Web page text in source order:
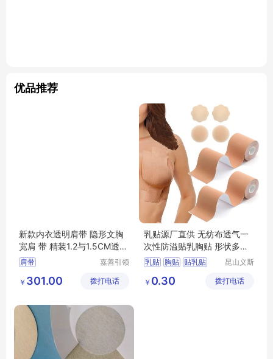
优品推荐
新款内衣透明肩带 隐形文胸
宽肩 带 精装1.2与1.5CM透明
带厂 家
肩带
嘉善引领
厂(普通
￥ 301.00 拨打电话
乳贴源厂直供 无纺布透气一
次性防溢贴乳胸贴 形状多样
可定制
乳贴 胸贴 贴乳贴
昆山义斯
限公司
￥ 0.30 拨打电话